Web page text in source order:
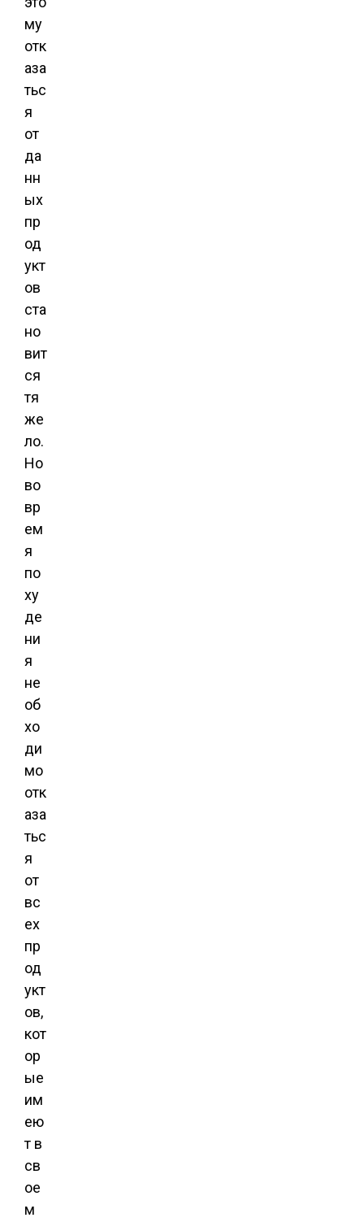
му
отк
аза
тьс
я
от
да
нн
ых
пр
од
укт
ов
ста
но
вит
ся
тя
же
ло.
Но
во
вр
ем
я
по
ху
де
ни
я
не
об
хо
ди
мо
отк
аза
тьс
я
от
вс
ех
пр
од
укт
ов,
кот
ор
ые
им
ею
т в
св
ое
м